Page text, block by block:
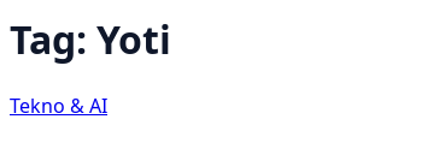
Tag: Yoti
Tekno & AI